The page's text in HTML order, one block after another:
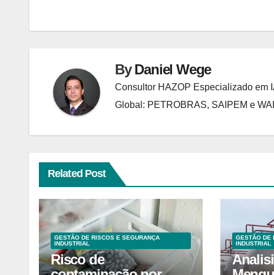
Post
ByDaniel Wege
Consultor HAZOP Especializado em
Global: PETROBRAS, SAIPEM e
Related Post
GESTÃO DE RISCOS E SEGURANÇA
INDUSTRIAL
Risco de
GESTÃO DE
INDUSTRIAL